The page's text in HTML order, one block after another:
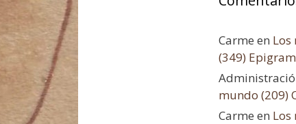
Carme en Los
(349)
mundo (209)
Carme en Los